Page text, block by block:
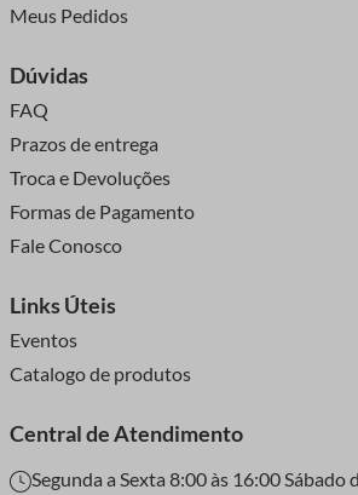
Meus Pedidos
Dúvidas
FAQ
Prazos de entrega
Troca e Devoluções
Formas de Pagamento
Fale Conosco
Links Úteis
Eventos
Catalogo de produtos
Central de Atendimento
Segunda a Sexta 8:00 às 16:00 Sábado